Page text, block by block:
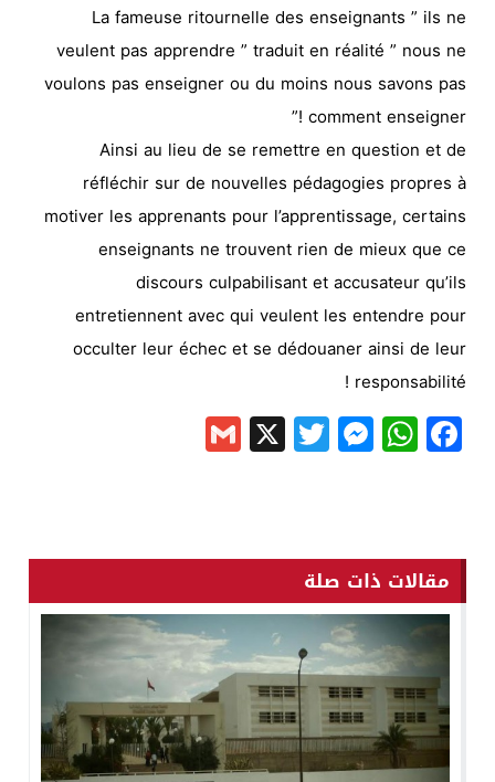
La fameuse ritournelle des enseignants ” ils ne
veulent pas apprendre ” traduit en réalité ” nous ne
voulons pas enseigner ou du moins nous savons pas
comment enseigner !”
Ainsi au lieu de se remettre en question et de
réfléchir sur de nouvelles pédagogies propres à
motiver les apprenants pour l’apprentissage, certains
enseignants ne trouvent rien de mieux que ce
discours culpabilisant et accusateur qu’ils
entretiennent avec qui veulent les entendre pour
occulter leur échec et se dédouaner ainsi de leur
responsabilité !
Facebook
WhatsApp
Messenger
Twitter
X
مقالات ذات صلة